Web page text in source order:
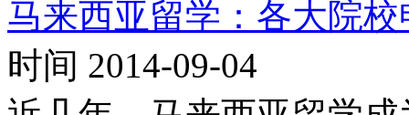
马来西亚留学：各大院
时间 2014-09-04